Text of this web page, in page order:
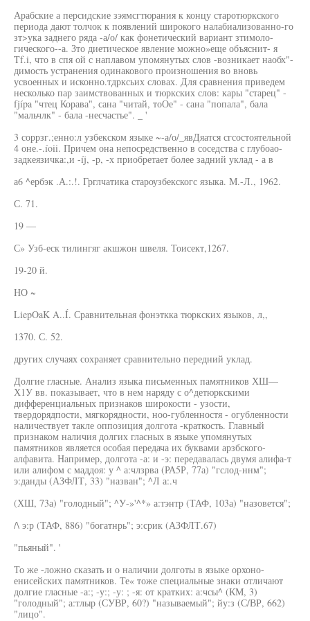
Арабские а персидские зэямсгтюрания к концу старотюркского
периода дают толчок к появлений широкого налабиализованно-го
зт>ука заднего ряда -а/о/ как фонетический вариант зтимоло-
гического--а. Зто диетическое явление можно»еще объяснит- я
Tf.i, что в спя ой с наплавом упомянутых слов -возникает наобх"-
димость устранения одинакового произношения во вновь
усвоенных и исконно.тдрксьих словах. Для сравнения приведем
несколько пар заимствованных и тюркских слов: кары "старец" -
fjípa "чтец Корава", сана "читай, тоОе" - сана "попала", бала
"мальчлк" - бала -несчастье". _ '
3 соррзг.;енно:л узбекском языке ~-а/о/_явДяатся сгсостоятельной
4 оне.-.íoii. Причем она непосредственно в соседства с глубоао-
задкеязичка:,и -íj, -р, -х приобретает более задний уклад - а в
а6 ^ербэк .А.:.!. Грглчатика староузбекскогс языка. М.-Л., 1962.
С. 71.
19 —
С» Узб-еск тилингяг акшжон швеля. Тоисект,1267.
19-20 й.
НО ~
LiepOaK A..Í. Сравнительная фонэткка тюркских языков, л,,
1370. С. 52.
других случаях сохраняет сравнительно передний уклад.
Долгие гласные. Анализ языка письменных памятников ХШ—
Х1У вв. показывает, что в нем наряду с о^детюркскими
дифференциальных признаков широкости - узости,
твердорядпости, мягкорядности, ноо-губленностя - огубленности
наличествует такле оппозиция долгота -краткость. Главный
признаком наличия долгих гласных в языке упомянутых
памятников является особая передача их буквами арзбского-
алфавита. Например, долгота -а: и -э: передавалась двумя алифа-т
или алифом с маддоя: у ^ а:члзрва (РА5Р, 77а) "гслод-ннм";
э:данды (АЗФЛТ, 33) "назван"; ^Л а:.ч
(ХШ, 73а) "голодный"; ^У-»'^*» а:тэнтр (ТАФ, 103а) "назовется";
/\ э:р (ТАФ, 886) "богатнрь"; э:срик (АЗФЛТ.67)
"пьяный". '
То же -ложно сказать и о наличии долготы в языке орхоно-
енисейских памятников. Те« тоже специальные знаки отличают
долгие гласные -а:; -у:; -у: ; -я: от кратких: а:чсы^ (КМ, 3)
"голодный"; а:тлыр (СУВР, 60?) "называемый"; йу:з (С/ВР, 662)
"лицо".